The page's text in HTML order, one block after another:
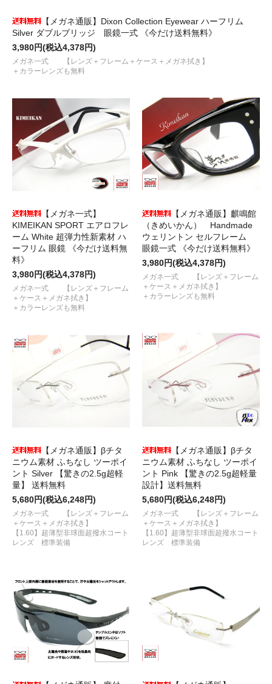
【メガネ通販】Dixon Collection Eyewear ハーフリム
Silver ダブルブリッジ 眼鏡一式 《今だけ送料無料》
3,980円(税込4,378円)
メガネ一式 【レンズ＋フレーム＋ケース＋メガネ拭き】
＋カラーレンズも無料
【メガネ一式】
KIMEIKAN SPORT エアロフレ
ーム White 超弾力性新素材 ハ
ーフリム 眼鏡 《今だけ送料無
料》
3,980円(税込4,378円)
メガネ一式 【レンズ＋フレーム
＋ケース＋メガネ拭き】
＋カラーレンズも無料
【メガネ通販】麒鳴館
（きめいかん） Handmade
ウェリントン セルフレーム
眼鏡一式 《今だけ送料無料》
3,980円(税込4,378円)
メガネ一式 【レンズ＋フレーム
＋ケース＋メガネ拭き】
＋カラーレンズも無料
【メガネ通販】βチタ
ニウム素材 ふちなし ツーポイ
ント Silver 【驚きの2.5g超軽
量】 送料無料
5,680円(税込6,248円)
メガネ一式 【レンズ＋フレーム
＋ケース＋メガネ拭き】
【1.60】超薄型非球面超撥水コート
レンズ 標準装備
【メガネ通販】βチタ
ニウム素材 ふちなし ツーポイ
ント Pink 【驚きの2.5g超軽量
設計】送料無料
5,680円(税込6,248円)
メガネ一式 【レンズ＋フレーム
＋ケース＋メガネ拭き】
【1.60】超薄型非球面超撥水コート
レンズ 標準装備